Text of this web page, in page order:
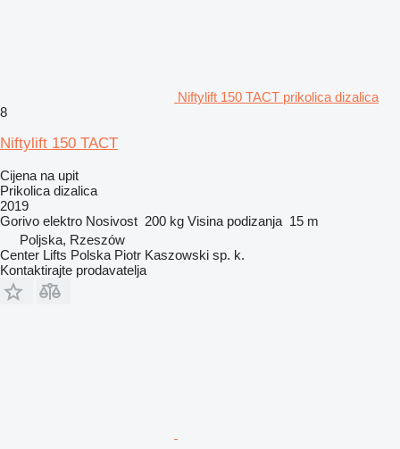
Niftylift 150 TACT prikolica dizalica
8
Niftylift 150 TACT
Cijena na upit
Prikolica dizalica
2019
Gorivo elektro Nosivost 200 kg Visina podizanja 15 m
Poljska, Rzeszów
Center Lifts Polska Piotr Kaszowski sp. k.
Kontaktirajte prodavatelja